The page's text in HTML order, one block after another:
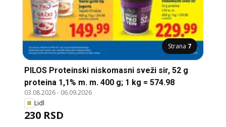
Strana 7
PILOS Proteinski niskomasni sveži sir, 52 g
proteina 1,1% m. m. 400 g; 1 kg = 574.98
03.08.2026- 06.09.2026
Lidl
230 RSD